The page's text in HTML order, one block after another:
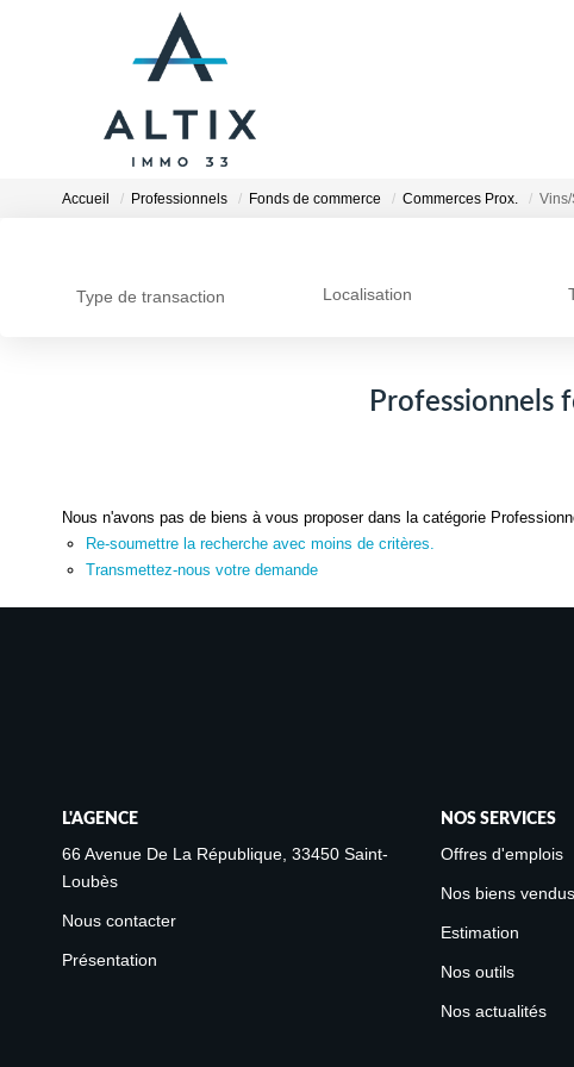
Accueil Professionnels Fonds de commerce Commerces Prox.
Type de transaction Localisation
Professionnels
Nous n'avons pas de biens à vous proposer dans la catégorie
Re-soumettre la recherche avec moins de critères.
Transmettez-nous votre demande
L'AGENCE
66 Avenue De La République, 33450 Saint-
Loubès
Nous contacter
Présentation
NOS SERVICES
Offres d'emplois
Nos biens vendus
Estimation
Nos outils
Nos actualités